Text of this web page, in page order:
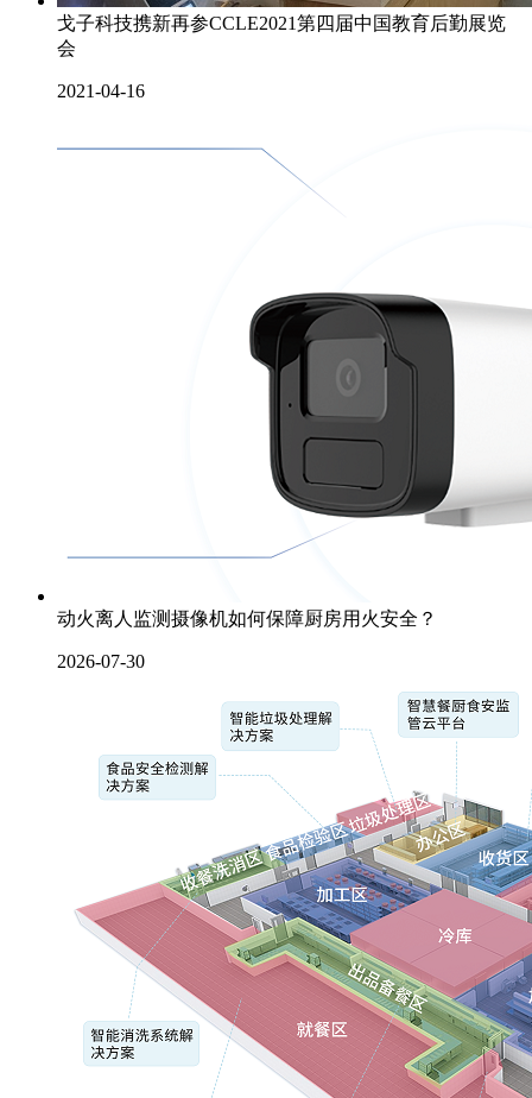
戈子科技携新再参CCLE2021第四届中国教育后勤展览
会
2021-04-16
动火离人监测摄像机如何保障厨房用火安全？
2026-07-30